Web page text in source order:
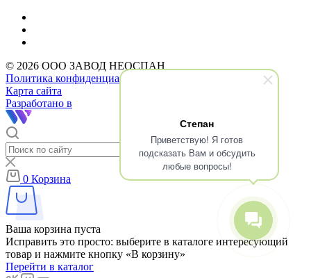
Степан
Приветствую! Я готов
подсказать Вам и обсудить
любые вопросы!
© 2026 ООО ЗАВОД НЕОСПАН
Политика конфиденциальности
Карта сайта
Разработано в
0 Корзина
Ваша корзина пуста
Исправить это просто: выберите в каталоге интересующий
товар и нажмите кнопку «В корзину»
Перейти в каталог